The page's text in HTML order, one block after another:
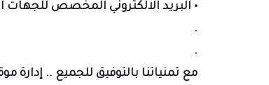
• البريد الالكتروني المخصص للجهات
.
.
مع تمنياتنا بالتوفيق للجميع .. إدارة